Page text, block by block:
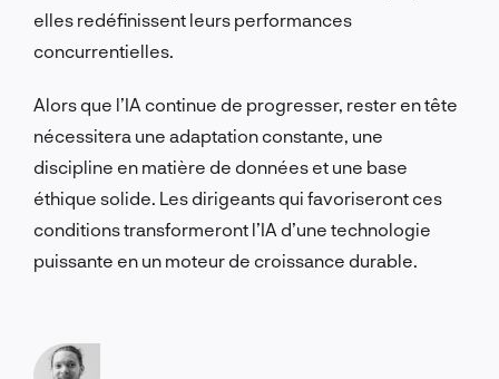
elles redéfinissent leurs performances
concurrentielles.
Alors que l’IA continue de progresser, rester en tête
nécessitera une adaptation constante, une
discipline en matière de données et une base
éthique solide. Les dirigeants qui favoriseront ces
conditions transformeront l’IA d’une technologie
puissante en un moteur de croissance durable.